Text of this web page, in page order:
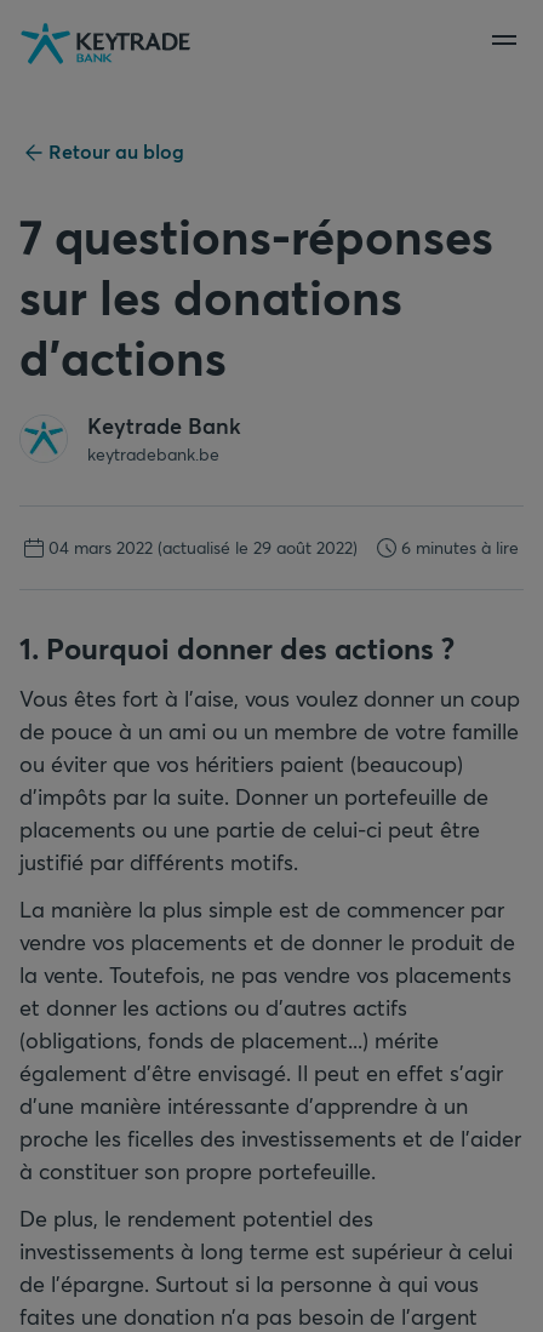
Aller
Aller
Aller
au
Retour au blog
7 questions-réponses
sur les donations
d’actions
Keytrade Bank
keytradebank.be
04 mars 2022 (actualisé le 29 août 2022) 6 minutes à lire
1. Pourquoi donner des actions ?
Vous êtes fort à l'aise, vous voulez donner un coup
de pouce à un ami ou un membre de votre famille
ou éviter que vos héritiers paient (beaucoup)
d’impôts par la suite. Donner un portefeuille de
placements ou une partie de celui-ci peut être
justifié par différents motifs.
La manière la plus simple est de commencer par
vendre vos placements et de donner le produit de
la vente. Toutefois, ne pas vendre vos placements
et donner les actions ou d’autres actifs
(obligations, fonds de placement...) mérite
également d’être envisagé. Il peut en effet s’agir
d’une manière intéressante d’apprendre à un
proche les ficelles des investissements et de l’aider
à constituer son propre portefeuille.
De plus, le rendement potentiel des
investissements à long terme est supérieur à celui
de l’épargne. Surtout si la personne à qui vous
faites une donation n’a pas besoin de l’argent